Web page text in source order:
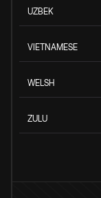
UZBEK
VIETNAMESE
WELSH
ZULU